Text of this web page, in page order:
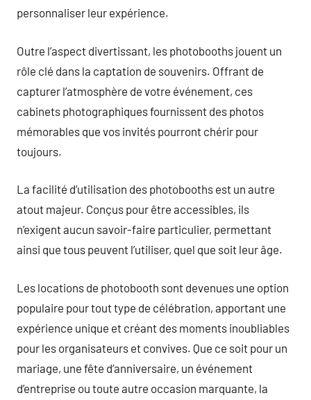
personnaliser leur expérience.
Outre l’aspect divertissant, les photobooths jouent un
rôle clé dans la captation de souvenirs. Offrant de
capturer l’atmosphère de votre événement, ces
cabinets photographiques fournissent des photos
mémorables que vos invités pourront chérir pour
toujours.
La facilité d’utilisation des photobooths est un autre
atout majeur. Conçus pour être accessibles, ils
n’exigent aucun savoir-faire particulier, permettant
ainsi que tous peuvent l’utiliser, quel que soit leur âge.
Les locations de photobooth sont devenues une option
populaire pour tout type de célébration, apportant une
expérience unique et créant des moments inoubliables
pour les organisateurs et convives. Que ce soit pour un
mariage, une fête d’anniversaire, un événement
d’entreprise ou toute autre occasion marquante, la